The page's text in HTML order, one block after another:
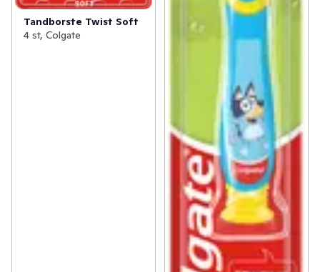
Tandborste Twist Soft
4 st, Colgate